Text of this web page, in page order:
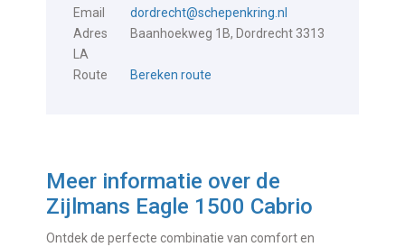
Email
dordrecht@schepenkring.nl
Adres
Baanhoekweg 1B, Dordrecht 3313
LA
Route
Bereken route
Meer informatie over de
Zijlmans Eagle 1500 Cabrio
Ontdek de perfecte combinatie van comfort en